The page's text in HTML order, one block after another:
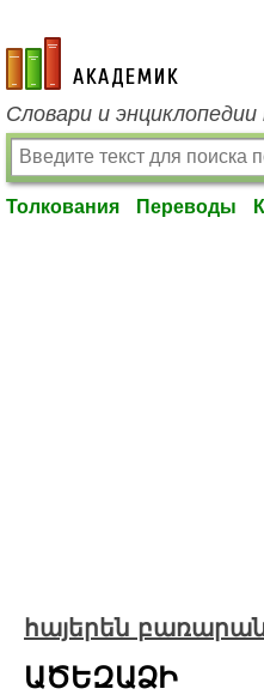
academic.ru
Словари и
Толкования Переводы
հայերեն բառարան
ԱԾԵԶԱՁԻ